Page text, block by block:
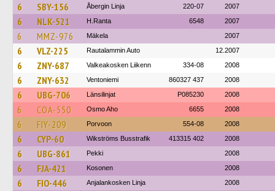
6 SBY-156 Åbergin Linja 220-07 2007
6 NLK-521 H.Ranta 6548 2007
6 MMZ-976 Mäkela 2007
6 VLZ-225 Rautalammin Auto 12.2007
6 ZNY-687 Valkeakosken Liikenn 334-08 2008
6 ZNY-632 Ventoniemi 860327 437 2008
6 UBG-706 Länsilinjat P085230 2008
6 COA-550 Osmo Aho 6655 2008
6 FIY-209 Porvoon 554-08 2008
6 CYP-60 Wikströms Busstrafik 413315 402 2008
6 UBG-861 Pekki 2008
6 FJA-421 Kosonen 2008
6 FIO-446 Anjalankosken Linja 2008